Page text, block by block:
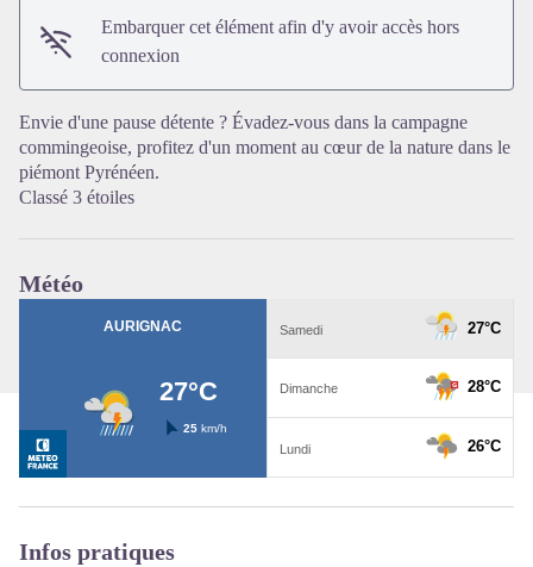
Embarquer cet élément afin d'y avoir accès hors
connexion
Envie d'une pause détente ? Évadez-vous dans la campagne
commingeoise, profitez d'un moment au cœur de la nature dans le
piémont Pyrénéen.
Classé 3 étoiles
Météo
Infos pratiques